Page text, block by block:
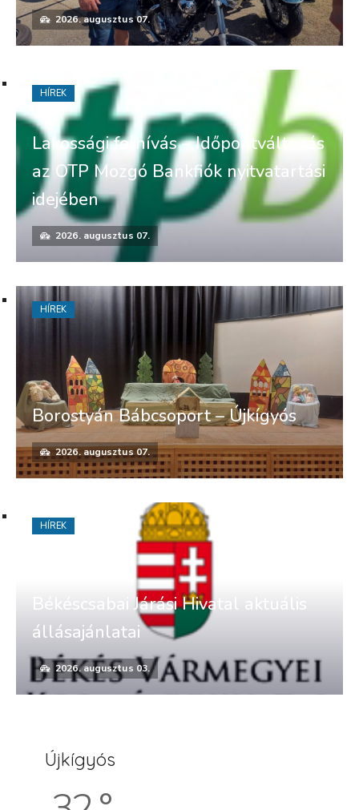
2026. augusztus 07.
Lakossági felhívás – Időpontváltozás
az OTP Mozgó Bankfiók nyitvatartási
idejében
2026. augusztus 07.
HÍREK
Borostyán Bábcsoport – Újkígyós
2026. augusztus 07.
HÍREK
Békéscsabai Járási Hivatal aktuális
állásajánlatai
2026. augusztus 03.
HÍREK
Újkígyós